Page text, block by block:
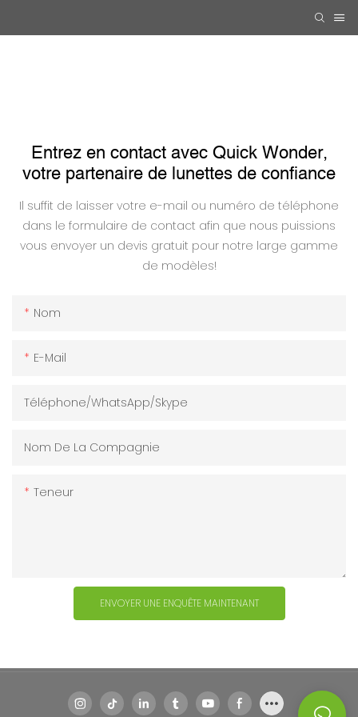
Entrez en contact avec Quick Wonder,
votre partenaire de lunettes de confiance
Il suffit de laisser votre e-mail ou numéro de téléphone
dans le formulaire de contact afin que nous puissions
vous envoyer un devis gratuit pour notre large gamme
de modèles!
Nom
E-Mail
Téléphone/WhatsApp/Skype
Nom De La Compagnie
Teneur
ENVOYER UNE ENQUÊTE MAINTENANT